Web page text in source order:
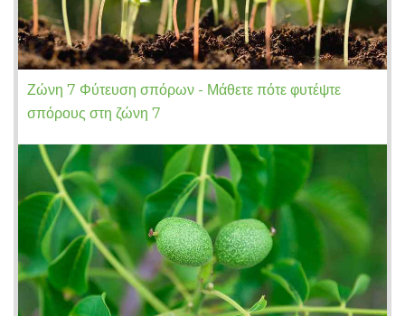
Ζώνη 7 Φύτευση σπόρων - Μάθετε πότε φυτέψτε
σπόρους στη ζώνη 7